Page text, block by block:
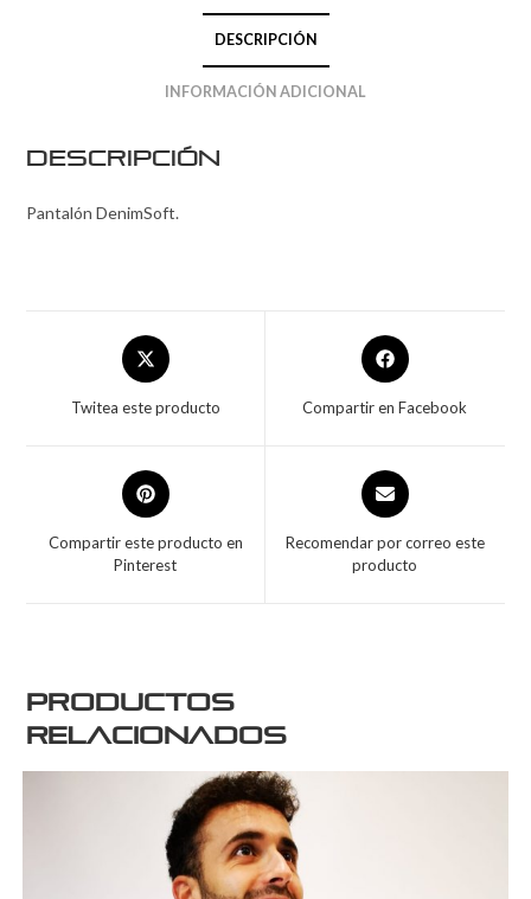
DESCRIPCIÓN
INFORMACIÓN ADICIONAL
Descripción
Pantalón DenimSoft.
Twitea este producto Compartir en Facebook
Compartir este producto en
Pinterest
Recomendar por correo este
producto
Productos
relacionados